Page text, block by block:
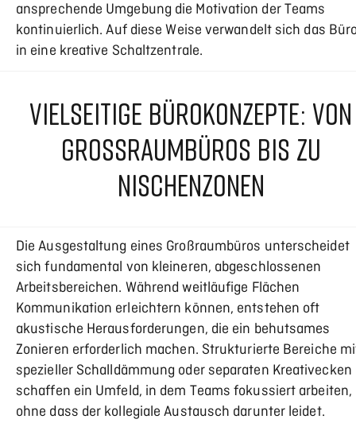
ansprechende Umgebung die Motivation der Teams
kontinuierlich. Auf diese Weise verwandelt sich das
in eine kreative Schaltzentrale.
VIELSEITIGE BÜROKONZEPTE: VON
GROSSRAUMBÜROS BIS ZU N
ISCHENZONEN
Die Ausgestaltung eines Großraumbüros unterscheidet
sich fundamental von kleineren, abgeschlossenen
Arbeitsbereichen. Während weitläufige Flächen
Kommunikation erleichtern können, entstehen oft
akustische Herausforderungen, die ein behutsames
Zonieren erforderlich machen. Strukturierte Bereiche
spezieller Schalldämmung oder separaten Kreativecken
schaffen ein Umfeld, in dem Teams fokussiert arbeiten,
ohne dass der kollegiale Austausch darunter leidet.